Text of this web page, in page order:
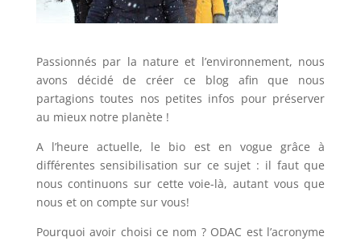
Passionnés par la nature et l’environnement, nous
avons décidé de créer ce blog afin que nous
partagions toutes nos petites infos pour préserver
au mieux notre planète !
A l’heure actuelle, le bio est en vogue grâce à
différentes sensibilisation sur ce sujet : il faut que
nous continuons sur cette voie-là, autant vous que
nous et on compte sur vous!
Pourquoi avoir choisi ce nom ? ODAC est l’acronyme